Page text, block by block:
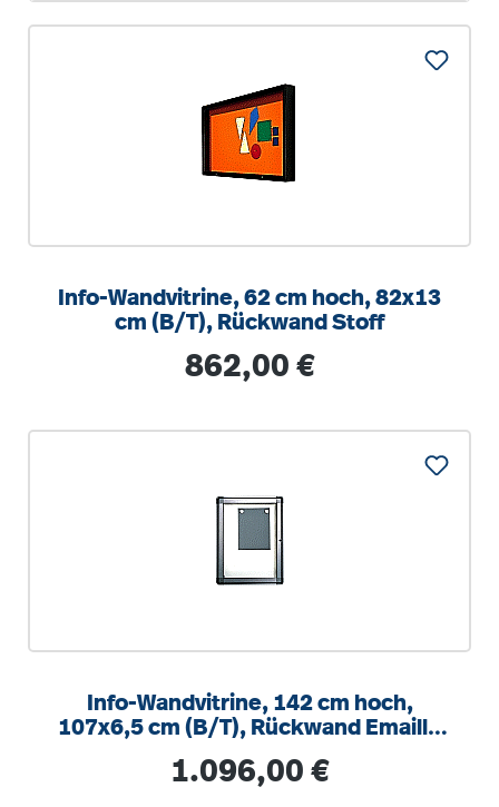
Info-Wandvitrine, 62 cm hoch, 82x13
cm (B/T), Rückwand Stoff
Regulärer Preis:
862,00 €
Info-Wandvitrine, 142 cm hoch,
107x6,5 cm (B/T), Rückwand Emaille
Regulärer Preis:
1.096,00 €